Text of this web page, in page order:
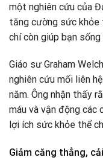
một nghiên cứu của
tăng cường sức khỏe
chí còn giúp bạn sống
Giáo sư Graham
nghiên cứu mối liên
năm. Ông nhận thấy
máu và vận động
lợi ích sức khỏe thể
Giảm căng thẳng,